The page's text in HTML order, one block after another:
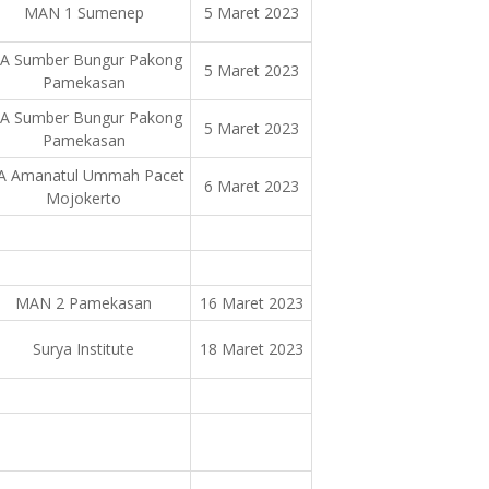
MAN 1 Sumenep 5 Maret 2023
Sumber Bungur Pakong
Pamekasan
5 Maret 2023
Sumber Bungur Pakong
Pamekasan
5 Maret 2023
Amanatul Ummah Pacet
Mojokerto
6 Maret 2023
MAN 2 Pamekasan 16 Maret 2023
Surya Institute 18 Maret 2023